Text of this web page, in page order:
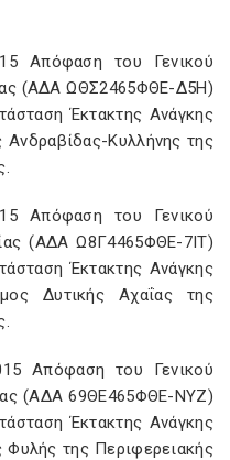
Απόφαση του Γενικού
(ΑΔΑ ΩΘΣ2465ΦΘΕ-Δ5Η)
Έκτακτης Ανάγκης
Κυλλήνης της
Απόφαση του Γενικού
(ΑΔΑ Ω8Γ4465ΦΘΕ-7ΙΤ)
Έκτακτης Ανάγκης
Δυτικής Αχαΐας της
Απόφαση του Γενικού
(ΑΔΑ 69ΘΕ465ΦΘΕ-ΝΥΖ)
Έκτακτης Ανάγκης
της Περιφερειακής